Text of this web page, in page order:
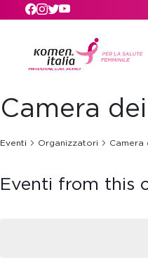
Skip to main content
Camera
Eventi Organizzatori Camera
Eventi from this